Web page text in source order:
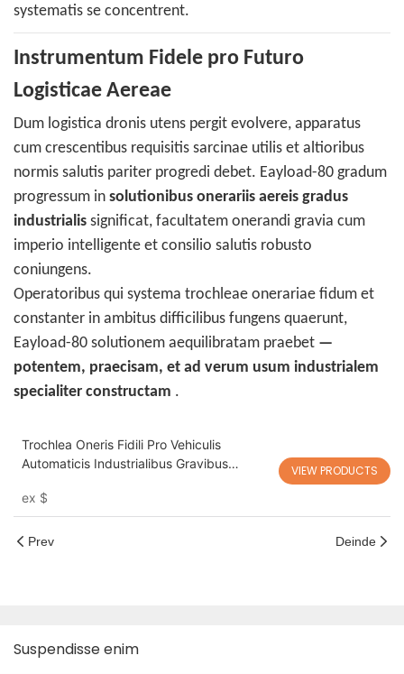
systematis se concentrent.
Instrumentum Fidele pro Futuro
Logisticae Aereae
Dum logistica dronis utens pergit evolvere, apparatus
cum crescentibus requisitis sarcinae utilis et altioribus
normis salutis pariter progredi debet. Eayload-80 gradum
progressum in solutionibus onerariis aereis gradus
industrialis significat, facultatem onerandi gravia cum
imperio intelligente et consilio salutis robusto
coniungens.
Operatoribus qui systema trochleae onerariae fidum et
constanter in ambitus difficilibus fungens quaerunt,
Eayload-80 solutionem aequilibratam praebet —
potentem, praecisam, et ad verum usum industrialem
specialiter constructam .
Trochlea Oneris Fidili Pro Vehiculis
Automaticis Industrialibus Gravibus
ex $
VIEW PRODUCTS
Prev Deinde
Suspendisse enim